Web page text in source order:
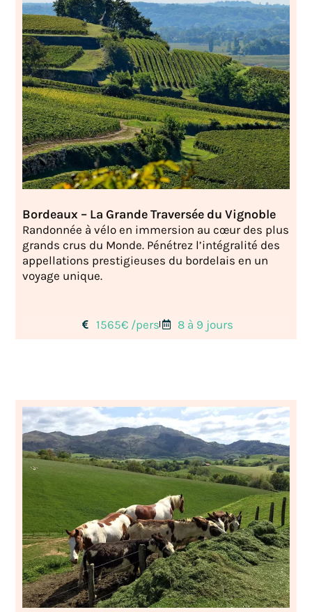
Bordeaux – La Grande Traversée du Vignoble
Randonnée à vélo en immersion au cœur des plus
grands crus du Monde. Pénétrez l’intégralité des
appellations prestigieuses du bordelais en un
voyage unique.
1565€ /pers 8 à 9 jours